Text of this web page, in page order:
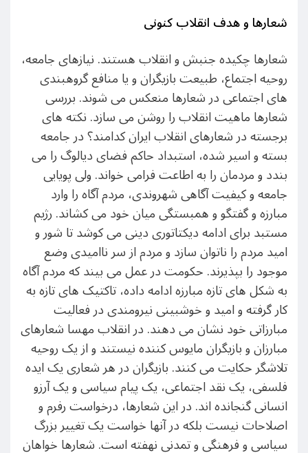
شعارها و هدف انقلاب کنونی
شعارها چکیده جنبش و انقلاب هستند. نیازهای جامعه،
روحیه اجتماع، طبیعت بازیگران و یا منافع گروهبندی
های اجتماعی در شعارها منعکس می شوند. بررسی
شعارها ماهیت انقلاب را روشن می سازد. نکته های
برجسته در شعارهای انقلاب ایران کدامند؟ در جامعه
بسته و اسیر شده، استبداد حاکم فضای دیالوگ را می
بندد و مردمان را به اطاعت فرامی خواند. ولی پویایی
جامعه و کیفیت آگاهی شهروندی، مردم آگاه را وارد
مبارزه و گفتگو و همبستگی میان خود می کشاند. رژیم
مستبد برای ادامه دیکتاتوری دینی می کوشد تا شور و
امید مردم را ناتوان سازد و مردم از سر ناامیدی وضع
موجود را بپذیرند. حکومت در عمل می بیند که مردم آگاه
به شکل های تازه مبارزه ادامه داده، تاکتیک های تازه به
کار گرفته و امید و خوشبینی نیرومندی در فعالیت
مبارزاتی خود نشان می دهند. در انقلاب مهسا شعارهای
مبارزان و بازیگران مایوس کننده نیستند و از یک روحیه
تلاشگر حکایت می کنند. بازیگران در هر شعاری یک ایده
فلسفی، یک نقد اجتماعی، یک پیام سیاسی و یک آرزو
انسانی گنجانده اند. در این شعارها، درخواست رفرم و
اصلاحات نیست بلکه در آنها خواست یک تغییر بزرگ
سیاسی و فرهنگی و تمدنی نهفته است. شعارها خواهان